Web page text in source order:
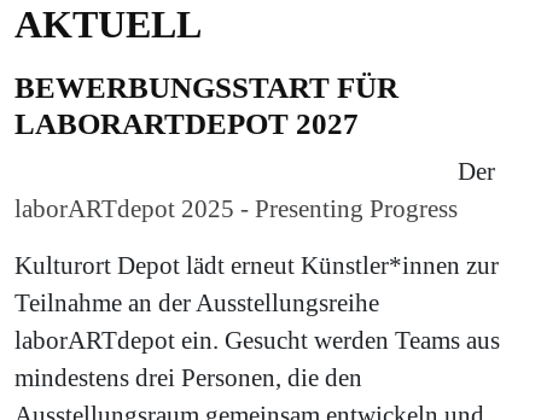
AKTUELL
BEWERBUNGSSTART FÜR
LABORARTDEPOT 2027
laborARTdepot 2025 - Presenting Progress
Der
Kulturort Depot lädt erneut Künstler*innen zur
Teilnahme an der Ausstellungsreihe
laborARTdepot ein. Gesucht werden Teams aus
mindestens drei Personen, die den